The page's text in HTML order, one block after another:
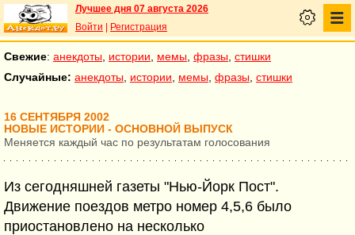
Лучшее дня 07 августа 2026
Войти
Регистрация
Свежие: анекдоты истории мемы фразы стишки
Случайные: анекдоты истории мемы фразы стишки
16 СЕНТЯБРЯ 2002
НОВЫЕ ИСТОРИИ - ОСНОВНОЙ ВЫПУСК
Меняется каждый час по результатам голосования
Из сегодняшней газеты "Нью-Йорк Пост".
Движение поездов метро номер 4,5,6 было
приостановлено на несколько